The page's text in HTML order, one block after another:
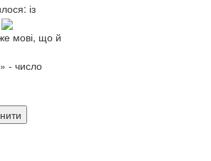
із
мові, що й
- число